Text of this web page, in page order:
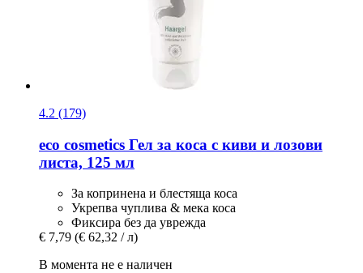
4.2 (179)
eco cosmetics Гел за коса с киви и лозови
листа, 125 мл
За копринена и блестяща коса
Укрепва чуплива & мека коса
Фиксира без да уврежда
€ 7,79 (€ 62,32 / л)
В момента не е наличен